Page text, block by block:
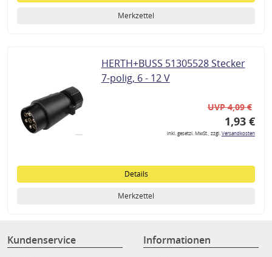
Merkzettel
HERTH+BUSS 51305528 Stecker
7-polig, 6 - 12 V
UVP 4,09 €
1,93 €
inkl. gesetzl. MwSt., zzgl.Versandkosten
Details
Merkzettel
Kundenservice Informationen